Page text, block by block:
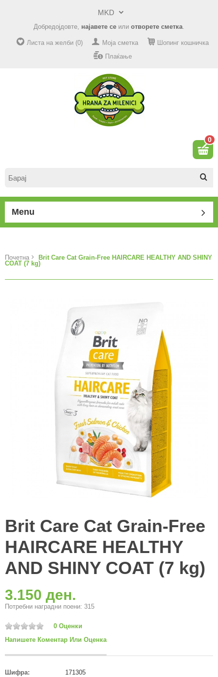
Добредојдовте, најавете се или отворете сметка.
Листа на желби (0) Моја сметка
Шопинг кошничка
Плаќање
0
Menu
Почетна
Brit Care Cat Grain-Free HAIRCARE HEALTHY AND SHINY
COAT (7 kg)
Brit Care Cat Grain-Free
HAIRCARE HEALTHY
AND SHINY COAT (7 kg)
3.150 ден.
Потребни наградни поени: 315
0 Оценки
Напишете Коментар Или Оценка
Шифра: 171305